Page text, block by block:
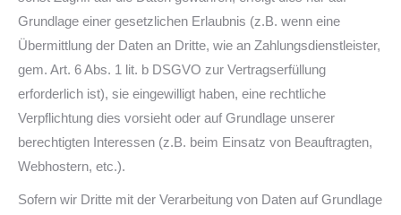
Grundlage einer gesetzlichen Erlaubnis (z.B. wenn eine
Übermittlung der Daten an Dritte, wie an Zahlungsdienstleister,
gem. Art. 6 Abs. 1 lit. b DSGVO zur Vertragserfüllung
erforderlich ist), sie eingewilligt haben, eine rechtliche
Verpflichtung dies vorsieht oder auf Grundlage unserer
berechtigten Interessen (z.B. beim Einsatz von Beauftragten,
Webhostern, etc.).
Sofern wir Dritte mit der Verarbeitung von Daten auf Grundlage